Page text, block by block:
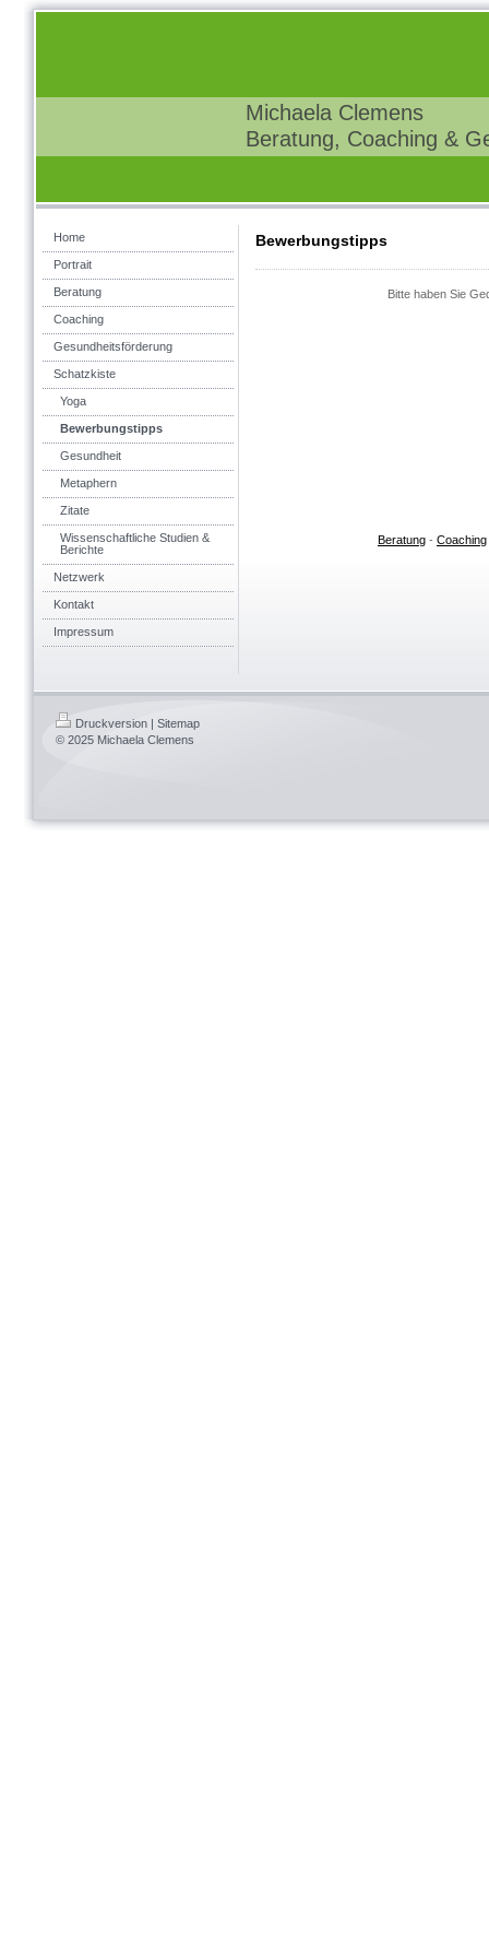
Michaela Clemens
Beratung, Coaching &
Home
Portrait
Beratung
Coaching
Gesundheitsförderung
Schatzkiste
Yoga
Bewerbungstipps
Gesundheit
Metaphern
Zitate
Wissenschaftliche Studien &
Berichte
Netzwerk
Kontakt
Impressum
Bewerbungstipps
Bitte haben Sie
Beratung - Coaching
Druckversion | Sitemap
© 2025 Michaela Clemens